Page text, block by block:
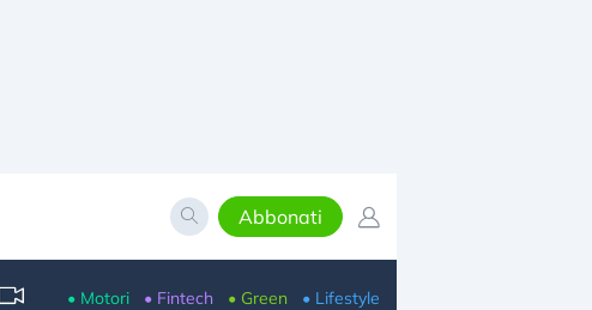
Abbonati
• Motori • Fintech • Green • Lifestyle